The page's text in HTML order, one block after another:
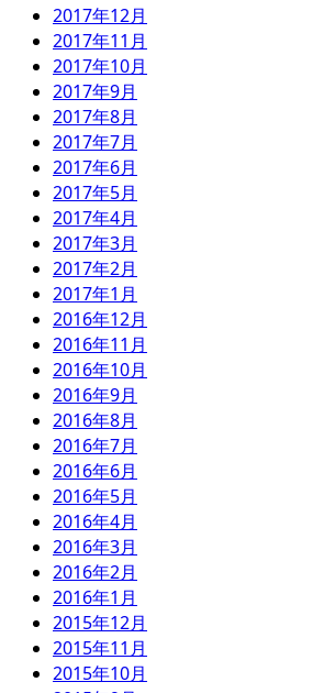
2017年12月
2017年11月
2017年10月
2017年9月
2017年8月
2017年7月
2017年6月
2017年5月
2017年4月
2017年3月
2017年2月
2017年1月
2016年12月
2016年11月
2016年10月
2016年9月
2016年8月
2016年7月
2016年6月
2016年5月
2016年4月
2016年3月
2016年2月
2016年1月
2015年12月
2015年11月
2015年10月